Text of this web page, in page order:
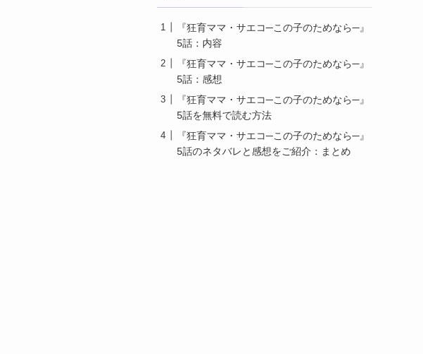
『狂育ママ・サエコ─この子のためなら─』
5話：内容
『狂育ママ・サエコ─この子のためなら─』
5話：感想
『狂育ママ・サエコ─この子のためなら─』
5話を無料で読む方法
『狂育ママ・サエコ─この子のためなら─』
5話のネタバレと感想をご紹介：まとめ